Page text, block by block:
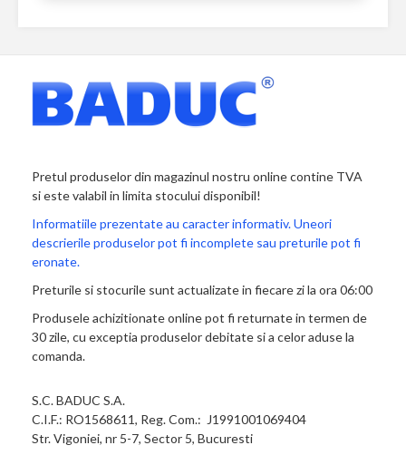
Pretul produselor din magazinul nostru online contine TVA
si este valabil in limita stocului disponibil!
Informatiile prezentate au caracter informativ. Uneori
descrierile produselor pot fi incomplete sau preturile pot fi
eronate.
Preturile si stocurile sunt actualizate in fiecare zi la ora 06:00
Produsele achizitionate online pot fi returnate in termen de
30 zile, cu exceptia produselor debitate si a celor aduse la
comanda.
S.C. BADUC S.A.
C.I.F.: RO1568611, Reg. Com.: J1991001069404
Str. Vigoniei, nr 5-7, Sector 5, Bucuresti